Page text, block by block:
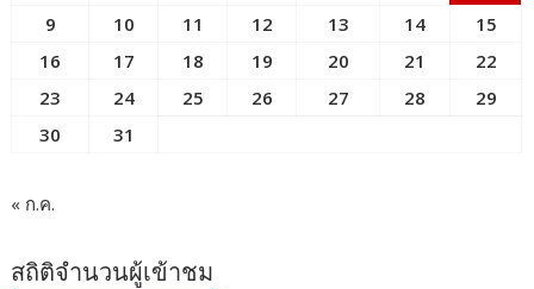
9
10 11 12 13 14
15
16
17 18 19 20 21
22
23
24 25 26 27 28
29
30
31
« ก.ค.
สถิติจำนวนผู้เข้าชม